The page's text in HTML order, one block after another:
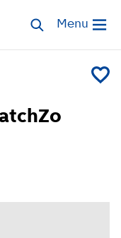
Zoek opvang
Open
Menu
Voeg